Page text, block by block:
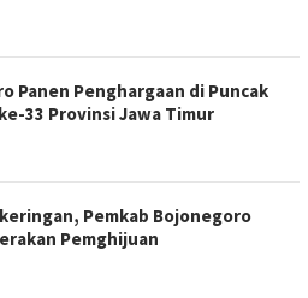
Panen Penghargaan di Puncak
33 Provinsi Jawa Timur
Pemkab Bojonegoro
Pemghijuan